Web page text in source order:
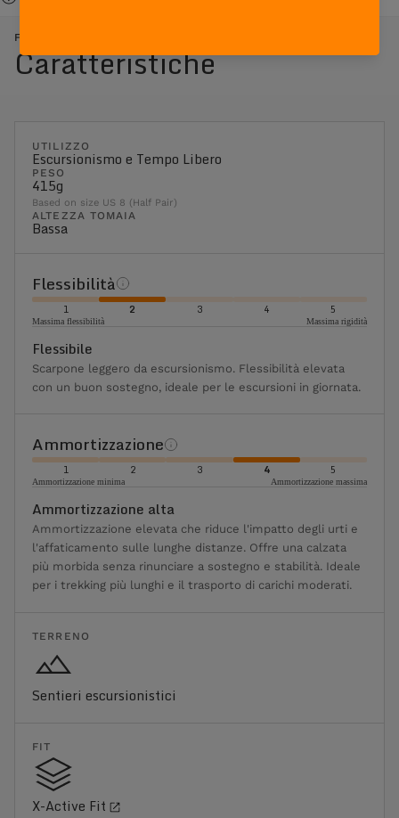
FREE BLAST SUEDE - ROSSO ARANCIONE
Caratteristiche
UTILIZZO
Escursionismo e Tempo Libero
PESO
415g
Based on size US 8 (Half Pair)
ALTEZZA TOMAIA
Bassa
Flessibilità
1 2 3 4 5
Massima flessibilità Massima rigidità
Flessibile
Scarpone leggero da escursionismo. Flessibilità elevata
con un buon sostegno, ideale per le escursioni in giornata.
Ammortizzazione
1 2 3 4 5
Ammortizzazione minima Ammortizzazione massima
Ammortizzazione alta
Ammortizzazione elevata che riduce l'impatto degli urti e
l'affaticamento sulle lunghe distanze. Offre una calzata
più morbida senza rinunciare a sostegno e stabilità. Ideale
per i trekking più lunghi e il trasporto di carichi moderati.
TERRENO
Sentieri escursionistici
FIT
X-Active Fit